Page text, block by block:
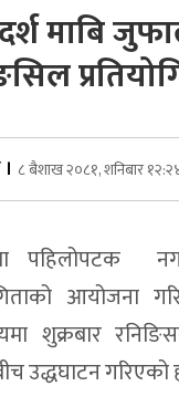
माबि
। ८ बैशाख २०८१, शनिबार
पहिलोपटक
आयोजना
शुक्रबार
उद्धघाटन गरिएको